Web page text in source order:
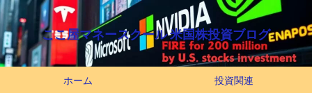
ここ屋マネースクール 米国株投資ブログ
ホーム 投資関連